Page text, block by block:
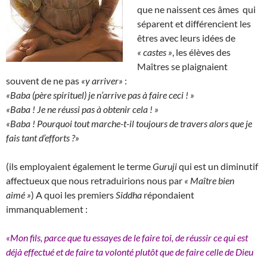
que ne naissent ces âmes qui
séparent et différencient les
êtres avec leurs idées de
« castes » , les élèves des
Maîtres se plaignaient
souvent de ne pas «y arriver» :
«Baba (père spirituel) je n’arrive pas à faire ceci ! »
«Baba ! Je ne réussi pas à obtenir cela ! »
«Baba ! Pourquoi tout marche-t-il toujours de travers alors que je
fais tant d’efforts ?»
(ils employaient également le termeGurujiqui est un diminutif
affectueux que nous retraduirions nous par « Maître bien
aimé ») A quoi les premiers Siddha répondaient
immanquablement :
«Mon fils, parce que tu essayes de le faire toi, de réussir ce qui est
déjà effectué et de faire ta volonté plutôt que de faire celle de Dieu